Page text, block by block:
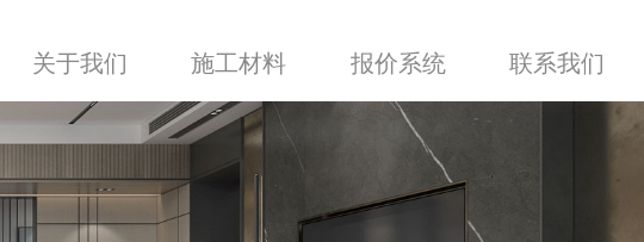
关于我们 施工材料 报价系统 联系我们